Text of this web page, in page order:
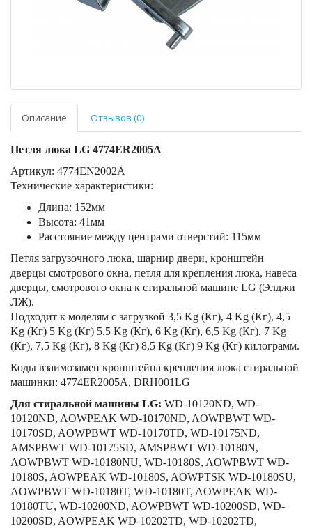
Описание Отзывов (0)
Петля люка LG 4774ER2005A
Артикул: 4774EN2002A
Технические характеристики:
Длина: 152мм
Высота: 41мм
Расстояние между центрами отверстий: 115мм
Петля загрузочного люка, шарнир двери, кронштейн
дверцы смотрового окна, петля для крепления люка, навеса
дверцы, смотрового окна к стиральной машине LG (Элджи
ЛЖ).
Подходит к моделям с загрузкой 3,5 Kg (Кг), 4 Kg (Кг), 4,5
Kg (Кг) 5 Kg (Кг) 5,5 Kg (Кг), 6 Kg (Кг), 6,5 Kg (Кг), 7 Kg
(Кг), 7,5 Kg (Кг), 8 Kg (Кг) 8,5 Kg (Кг) 9 Kg (Кг) килограмм.
Коды взаимозамен кронштейна крепления люка стиральной
машинки: 4774ER2005A, DRH001LG
Для стиральной машины LG: WD-10120ND, WD-
10120ND, AOWPEAK WD-10170ND, AOWPBWT WD-
10170SD, AOWPBWT WD-10170TD, WD-10175ND,
AMSPBWT WD-10175SD, AMSPBWT WD-10180N,
AOWPBWT WD-10180NU, WD-10180S, AOWPBWT WD-
10180S, AOWPEAK WD-10180S, AOWPTSK WD-10180SU,
AOWPBWT WD-10180T, WD-10180T, AOWPEAK WD-
10180TU, WD-10200ND, AOWPBWT WD-10200SD, WD-
10200SD, AOWPEAK WD-10202TD, WD-10202TD,